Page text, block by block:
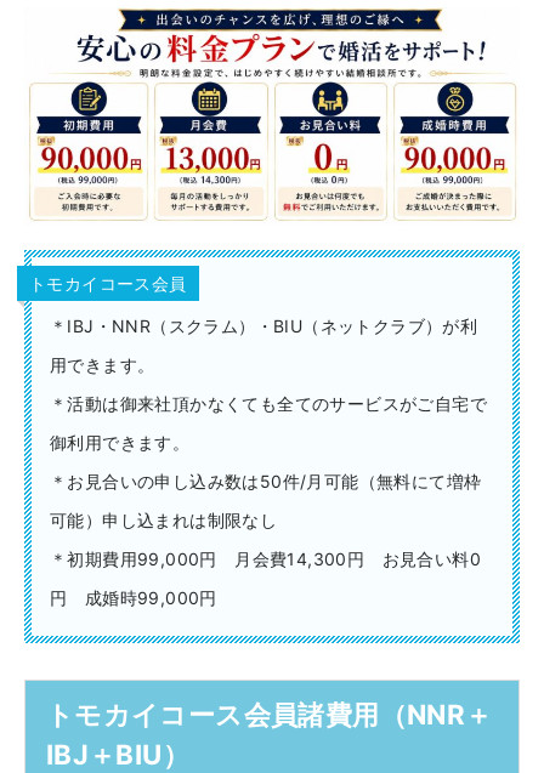
トモカイコース会員
＊IBJ・NNR（スクラム）・BIU（ネットクラブ）が利
用できます。
＊活動は御来社頂かなくても全てのサービスがご自宅で
御利用できます。
＊お見合いの申し込み数は50件/月可能（無料にて増枠
可能）申し込まれは制限なし
＊初期費用99,000円 月会費14,300円 お見合い料0
円 成婚時99,000円
トモカイコース会員諸費用（NNR＋
IBJ＋BIU）